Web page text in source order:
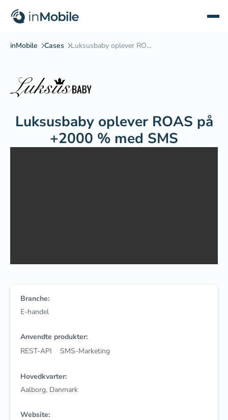
Luksusbaby oplever ROAS på
+2000 % med SMS
Branche:
E-handel
Anvendte produkter:
REST-API
SMS-Marketing
Hovedkvarter:
Aalborg, Danmark
Website: